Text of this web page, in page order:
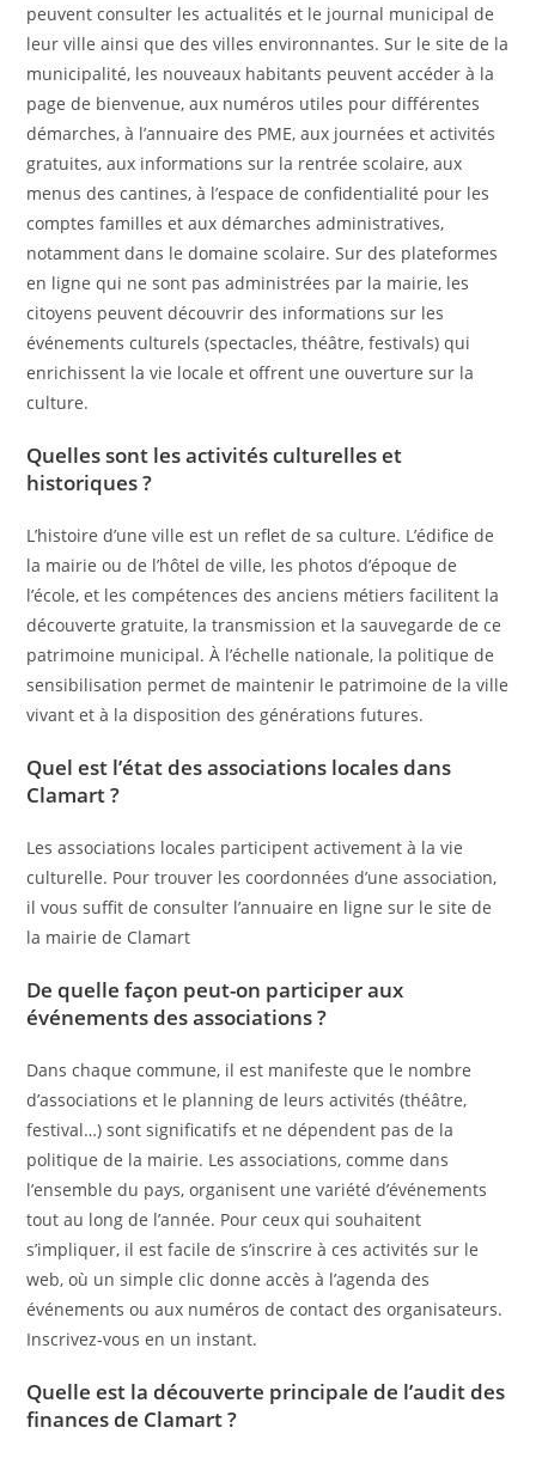
peuvent consulter les actualités et le journal municipal de
leur ville ainsi que des villes environnantes. Sur le site de la
municipalité, les nouveaux habitants peuvent accéder à la
page de bienvenue, aux numéros utiles pour différentes
démarches, à l’annuaire des PME, aux journées et activités
gratuites, aux informations sur la rentrée scolaire, aux
menus des cantines, à l’espace de confidentialité pour les
comptes familles et aux démarches administratives,
notamment dans le domaine scolaire. Sur des plateformes
en ligne qui ne sont pas administrées par la mairie, les
citoyens peuvent découvrir des informations sur les
événements culturels (spectacles, théâtre, festivals) qui
enrichissent la vie locale et offrent une ouverture sur la
culture.
Quelles sont les activités culturelles et
historiques ?
L’histoire d’une ville est un reflet de sa culture. L’édifice de
la mairie ou de l’hôtel de ville, les photos d’époque de
l’école, et les compétences des anciens métiers facilitent la
découverte gratuite, la transmission et la sauvegarde de ce
patrimoine municipal. À l’échelle nationale, la politique de
sensibilisation permet de maintenir le patrimoine de la ville
vivant et à la disposition des générations futures.
Quel est l’état des associations locales dans
Clamart ?
Les associations locales participent activement à la vie
culturelle. Pour trouver les coordonnées d’une association,
il vous suffit de consulter l’annuaire en ligne sur le site de
la mairie de Clamart
De quelle façon peut-on participer aux
événements des associations ?
Dans chaque commune, il est manifeste que le nombre
d’associations et le planning de leurs activités (théâtre,
festival…) sont significatifs et ne dépendent pas de la
politique de la mairie. Les associations, comme dans
l’ensemble du pays, organisent une variété d’événements
tout au long de l’année. Pour ceux qui souhaitent
s’impliquer, il est facile de s’inscrire à ces activités sur le
web, où un simple clic donne accès à l’agenda des
événements ou aux numéros de contact des organisateurs.
Inscrivez-vous en un instant.
Quelle est la découverte principale de l’audit des
finances de Clamart ?